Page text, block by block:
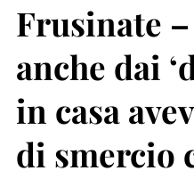
Frusinate
anche dai
in casa
di smercio